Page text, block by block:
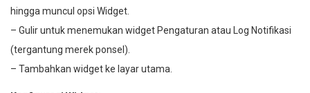
hingga muncul opsi Widget.
– Gulir untuk menemukan widget Pengaturan atau Log Notifikasi
(tergantung merek ponsel).
– Tambahkan widget ke layar utama.